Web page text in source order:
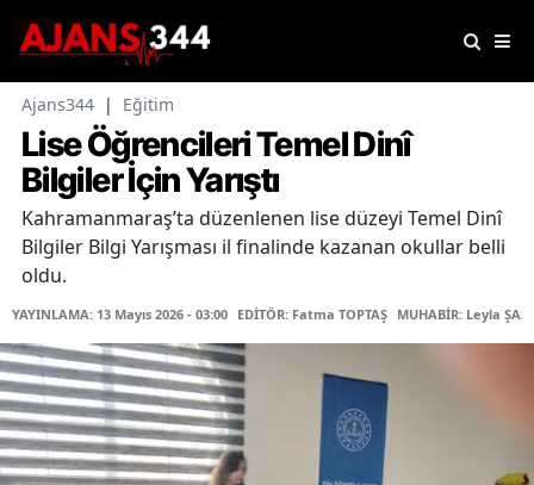
Ajans344 | Eğitim
Lise Öğrencileri Temel Dinî
Bilgiler İçin Yarıştı
Kahramanmaraş’ta düzenlenen lise düzeyi Temel Dinî
Bilgiler Bilgi Yarışması il finalinde kazanan okullar belli
oldu.
YAYINLAMA: 13 Mayıs 2026 - 03:00 EDİTÖR: Fatma TOPTAŞ MUHABİR: Leyla